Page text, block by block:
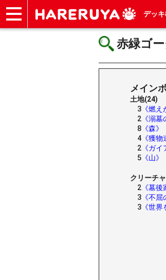
デッ
赤緑ゴ
メイン
土地(24)
3 《燃
2 《溺墓
8 《森》
4 《獲物
2 《ガ
5 《山》
クリーチ
2 《墓
3 《不屈
3 《世界